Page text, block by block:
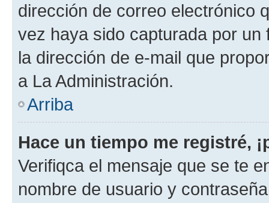
dirección de correo electrónico
vez haya sido capturada por
la dirección de e-mail que
a La Administración.
Arriba
Hace un tiempo me registré,
Verifiqca el mensaje que se te
nombre de usuario y